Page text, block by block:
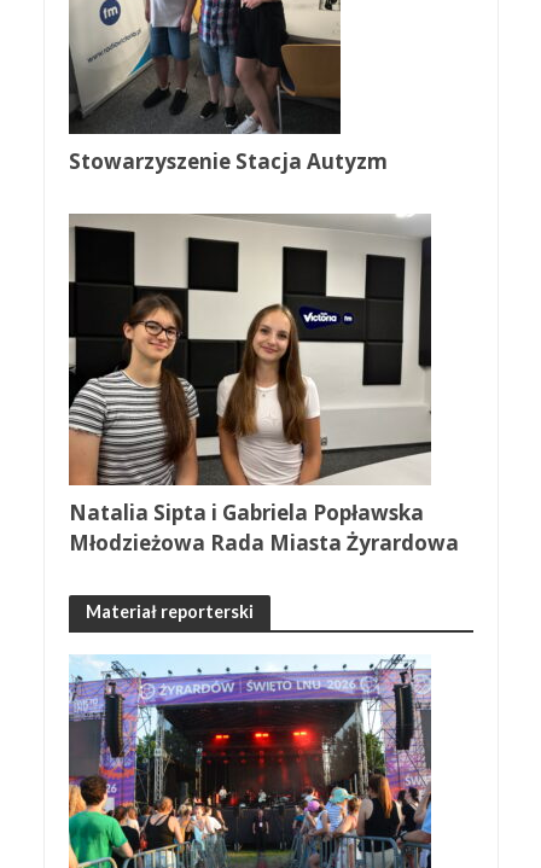
Stowarzyszenie Stacja Autyzm
Natalia Sipta i Gabriela Popławska
Młodzieżowa Rada Miasta Żyrardowa
Materiał reporterski